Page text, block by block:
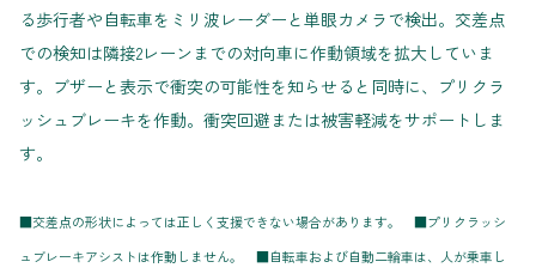
る歩行者や自転車をミリ波レーダーと単眼カメラで検出。交差点
での検知は隣接2レーンまでの対向車に作動領域を拡大していま
す。ブザーと表示で衝突の可能性を知らせると同時に、プリクラ
ッシュブレーキを作動。衝突回避または被害軽減をサポートしま
す。
■交差点の形状によっては正しく支援できない場合があります。 ■プリクラッシ
ュブレーキアシストは作動しません。 ■自転車および自動二輪車は、人が乗車し